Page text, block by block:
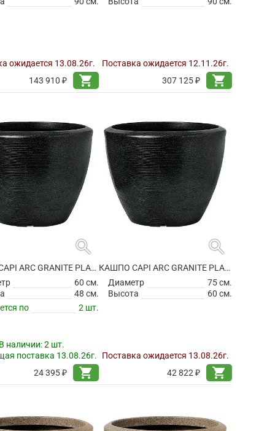
ожидается 13.08.26г.
143 910 ₽
shopping_cart
Поставка ожидается 12.11.26г.
307 125 ₽
shopping_cart
search
КАШПО CAPI ARC GRANITE PLANTER BALL BLACK
60 см.
48 см.
по
2 шт.
наличии:2 шт.
поставка 13.08.26г.
24 395 ₽
shopping_cart
search
КАШПО CAPI ARC GRANITE PLANTER BALL BLACK
Диаметр
75 см.
Высота
60 см.
Поставка ожидается 13.08.26г.
42 822 ₽
shopping_cart